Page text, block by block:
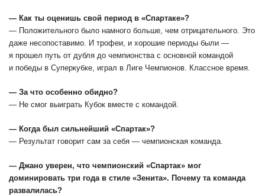
― Как ты оценишь свой период в «Спартаке»?
― Положительного было намного больше, чем отрицательного. Это
даже несопоставимо. И трофеи, и хорошие периоды были ―
я прошел путь от дубля до чемпионства с основной командой
и победы в Суперкубке, играл в Лиге Чемпионов. Классное время.
― За что особенно обидно?
― Не смог выиграть Кубок вместе с командой.
― Когда был сильнейший «Спартак»?
― Результат говорит сам за себя ― чемпионская команда.
― Джано уверен, что чемпионский «Спартак» мог
доминировать три года в стиле «Зенита». Почему та команда
развалилась?